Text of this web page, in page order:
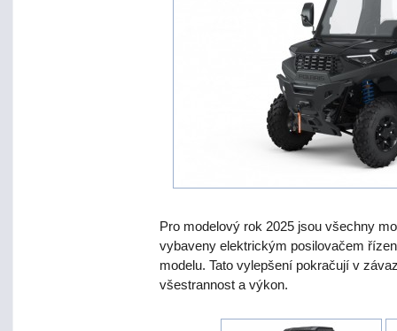
Pro modelový rok 2025 jsou všechny
vybaveny elektrickým posilovačem
modelu. Tato vylepšení pokračují v
všestrannost a výkon.